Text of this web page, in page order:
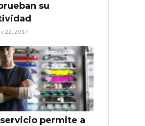
su
22, 2017
permite a